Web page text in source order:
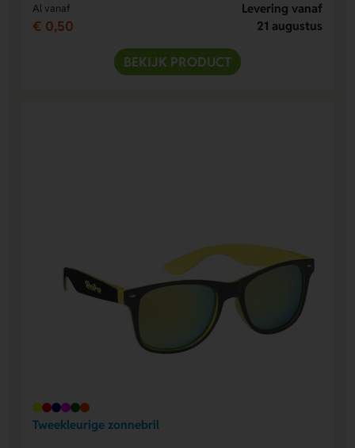
Al vanaf
€ 0,50
Levering vanaf
21 augustus
BEKIJK PRODUCT
Tweekleurige zonnebril